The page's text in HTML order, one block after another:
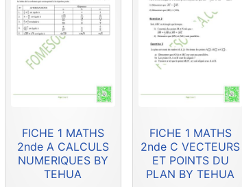
FICHE 1 MATHS
2nde A CALCULS
NUMERIQUES BY
TEHUA
FICHE 1 MATHS
2nde C VECTEURS
ET POINTS DU
PLAN BY TEHUA